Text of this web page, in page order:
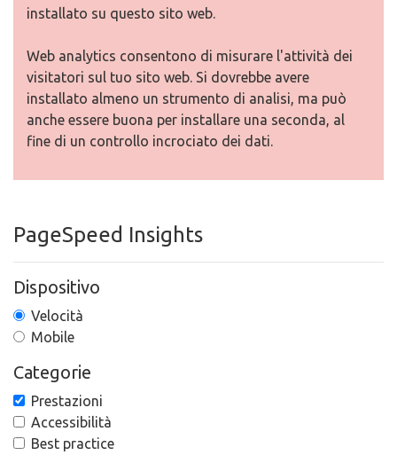
installato su questo sito web.
Web analytics consentono di misurare l'attività dei
visitatori sul tuo sito web. Si dovrebbe avere
installato almeno un strumento di analisi, ma può
anche essere buona per installare una seconda, al
fine di un controllo incrociato dei dati.
PageSpeed Insights
Dispositivo
Velocità
Mobile
Categorie
Prestazioni
Accessibilità
Best practice